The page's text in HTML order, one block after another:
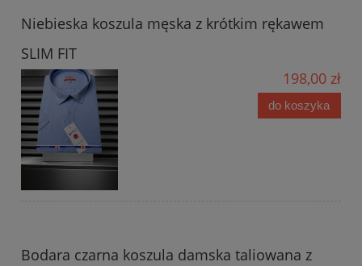
Niebieska koszula męska z krótkim rękawem
SLIM FIT
198,00 zł
do koszyka
Bodara czarna koszula damska taliowana z